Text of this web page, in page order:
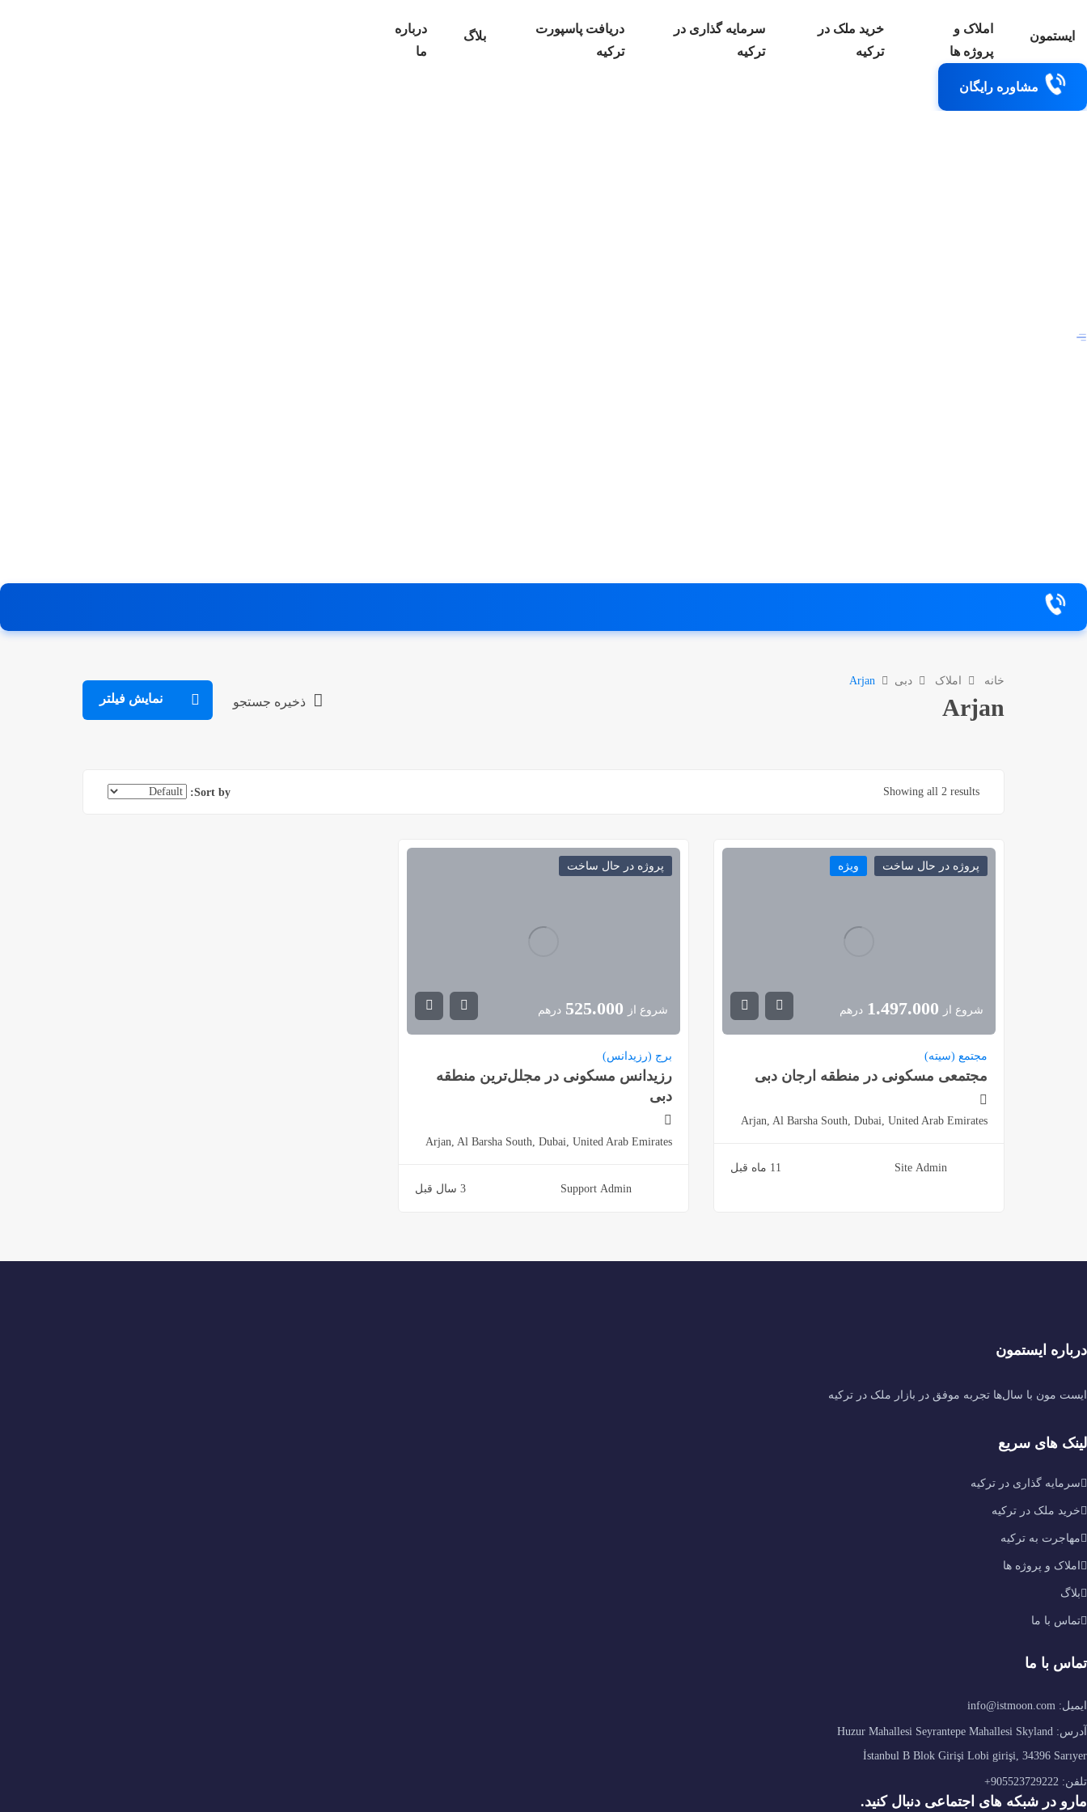
ایستمون
املاک و
پروژه ها
خرید ملک در
ترکیه
سرمایه گذاری در
ترکیه
دریافت پاسپورت
ترکیه
بلاگ
درباره
ما
مشاوره رایگان
خانه املاک دبی Arjan
Arjan ذخیره جستجو نمایش فیلتر
Showing all 2 results
Sort by:
پروژه در حال ساخت ویژه
شروع از 1.497.000 درهم
مجتمع (سیته)
مجتمعی مسکونی در منطقه ارجان دبی
Arjan, Al Barsha South, Dubai, United Arab Emirates
Site Admin 11 ماه قبل
پروژه در حال ساخت
شروع از 525.000 درهم
برج (رزیدانس)
رزیدانس مسکونی در مجلل‌ترین منطقه
دبی
Arjan, Al Barsha South, Dubai, United Arab Emirates
Support Admin 3 سال قبل
درباره ایستمون
ایست مون با سال‌ها تجربه موفق در بازار ملک در ترکیه
لینک های سریع
سرمایه گذاری در ترکیه
خرید ملک در ترکیه
مهاجرت به ترکیه
املاک و پروژه ها
بلاگ
تماس با ما
تماس با ما
ایمیل: info@istmoon.com
آدرس: Huzur Mahallesi Seyrantepe Mahallesi Skyland
İstanbul B Blok Girişi Lobi girişi, 34396 Sarıyer
تلفن: 905523729222+
مارو در شبکه های اجتماعی دنبال کنید.